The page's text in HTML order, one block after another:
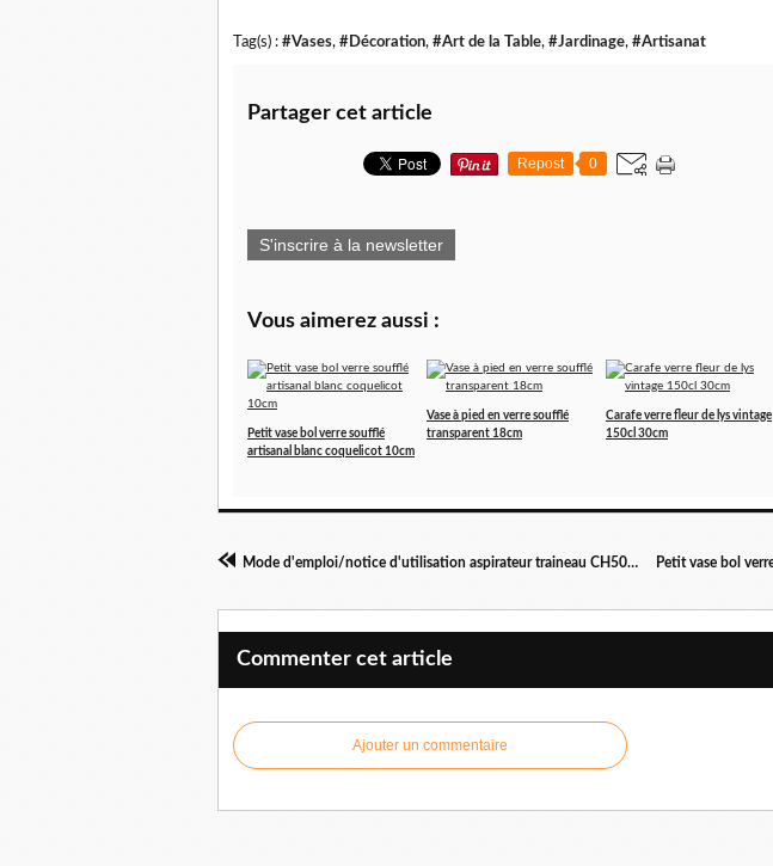
Tag(s) : #Vases, #Décoration, #Art de la Table, #Jardinage, #Artisanat
Partager cet article
Repost 0
S'inscrire à la newsletter
Vous aimerez aussi :
Petit vase bol verre soufflé
artisanal blanc coquelicot 10cm
Vase à pied en verre soufflé
transparent 18cm
Carafe verre fleur de lys vintage
150cl 30cm
Mode d'emploi/notice d'utilisation aspirateur traineau CH5030 CHROMEX©
Commenter cet article
Ajouter un commentaire